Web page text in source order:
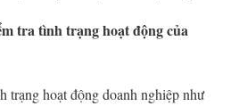
tra tình trạng hoạt động của
trạng hoạt động doanh nghiệp như